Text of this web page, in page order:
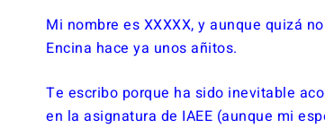
Mi nombre es XXXXX, y aunque quizá
Encina hace ya unos añitos.
Te escribo porque ha sido inevitable
en la asignatura de IAEE (aunque mi